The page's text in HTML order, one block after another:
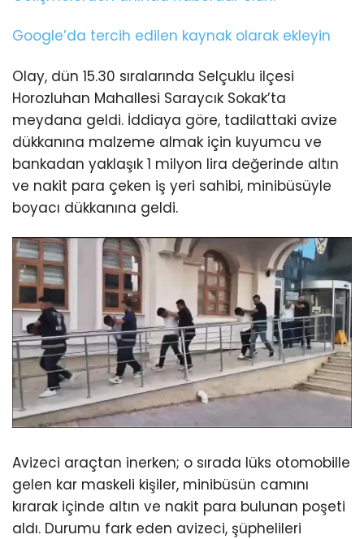
Google’da tercih edilen kaynak olarak ekleyin
Olay, dün 15.30 sıralarında Selçuklu ilçesi
Horozluhan Mahallesi Saraycık Sokak’ta
meydana geldi. İddiaya göre, tadilattaki avize
dükkanına malzeme almak için kuyumcu ve
bankadan yaklaşık 1 milyon lira değerinde altın
ve nakit para çeken iş yeri sahibi, minibüsüyle
boyacı dükkanına geldi.
Avizeci araçtan inerken; o sırada lüks otomobille
gelen kar maskeli kişiler, minibüsün camını
kırarak içinde altın ve nakit para bulunan poşeti
aldı. Durumu fark eden avizeci, şüphelileri